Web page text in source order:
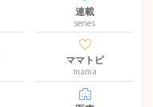
連載
series
ママトピ
mama